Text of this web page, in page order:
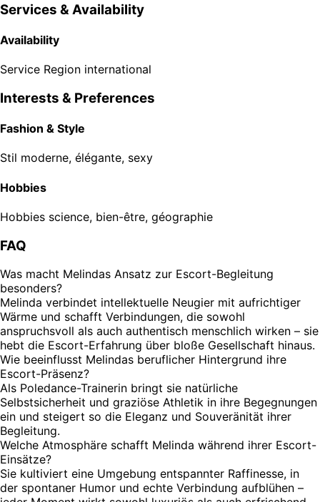
Services & Availability
Availability
Service Region international
Interests & Preferences
Fashion & Style
Stil moderne, élégante, sexy
Hobbies
Hobbies science, bien-être, géographie
FAQ
Was macht Melindas Ansatz zur Escort-Begleitung
besonders?
Melinda verbindet intellektuelle Neugier mit aufrichtiger
Wärme und schafft Verbindungen, die sowohl
anspruchsvoll als auch authentisch menschlich wirken – sie
hebt die Escort-Erfahrung über bloße Gesellschaft hinaus.
Wie beeinflusst Melindas beruflicher Hintergrund ihre
Escort-Präsenz?
Als Poledance-Trainerin bringt sie natürliche
Selbstsicherheit und graziöse Athletik in ihre Begegnungen
ein und steigert so die Eleganz und Souveränität ihrer
Begleitung.
Welche Atmosphäre schafft Melinda während ihrer Escort-
Einsätze?
Sie kultiviert eine Umgebung entspannter Raffinesse, in
der spontaner Humor und echte Verbindung aufblühen –